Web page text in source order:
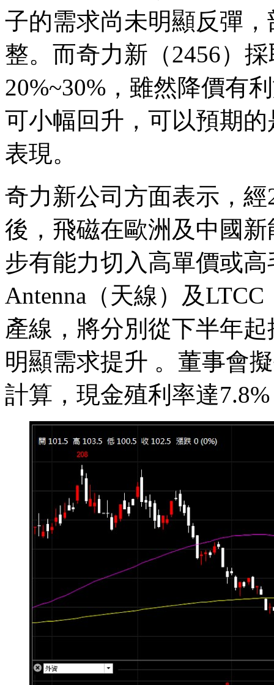
子的需求尚未明顯反彈
整。而奇力新（2456）
20%~30%，雖然降價有
可小幅回升，可以預期
表現。
奇力新公司方面表示，
後，飛磁在歐洲及中國
步有能力切入高單價或
Antenna（天線）及
產線，將分別從下半年
明顯需求提升 。董事會
計算，現金殖利率達